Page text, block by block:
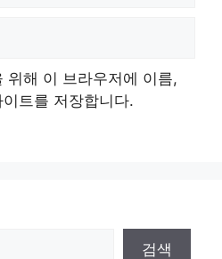
위해 이 브라우저에 이름,
트를 저장합니다.
검색